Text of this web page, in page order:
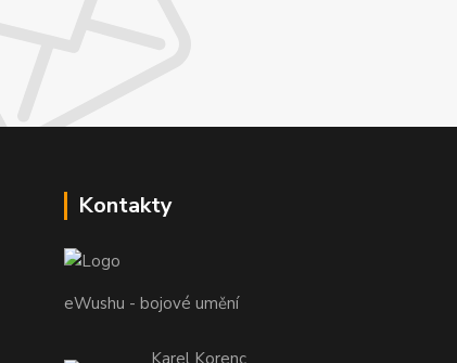
Kontakty
eWushu - bojové umění